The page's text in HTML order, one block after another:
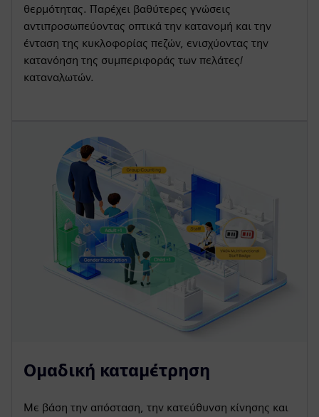
θερμότητας. Παρέχει βαθύτερες γνώσεις
αντιπροσωπεύοντας οπτικά την κατανομή και την
ένταση της κυκλοφορίας πεζών, ενισχύοντας την
κατανόηση της συμπεριφοράς των πελάτες/
καταναλωτών.
Ομαδική καταμέτρηση
Με βάση την απόσταση, την κατεύθυνση κίνησης και